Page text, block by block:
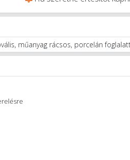
műanyag rácsos, porcelán